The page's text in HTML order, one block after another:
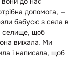
допомога, —
бабусю з села в
селище, щоб
виїхала. Ми
і написала, щоб